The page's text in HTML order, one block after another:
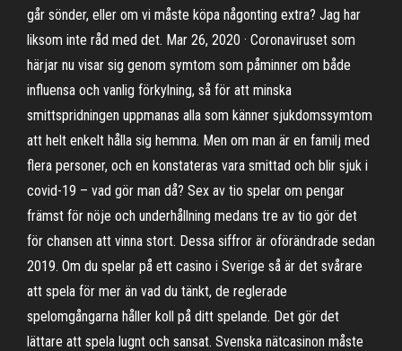
går sönder, eller om vi måste köpa någonting extra? Jag har
liksom inte råd med det. Mar 26, 2020 · Coronaviruset som
härjar nu visar sig genom symtom som påminner om både
influensa och vanlig förkylning, så för att minska
smittspridningen uppmanas alla som känner sjukdomssymtom
att helt enkelt hålla sig hemma. Men om man är en familj med
flera personer, och en konstateras vara smittad och blir sjuk i
covid-19 – vad gör man då? Sex av tio spelar om pengar
främst för nöje och underhållning medans tre av tio gör det
för chansen att vinna stort. Dessa siffror är oförändrade sedan
2019. Om du spelar på ett casino i Sverige så är det svårare
att spela för mer än vad du tänkt, de reglerade
spelomgångarna håller koll på ditt spelande. Det gör det
lättare att spela lugnt och sansat. Svenska nätcasinon måste